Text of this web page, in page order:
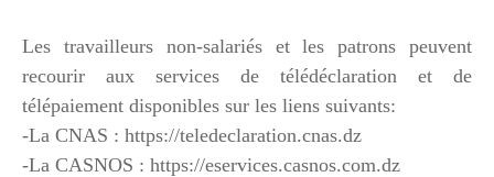
Les travailleurs non-salariés et les patrons peuvent
recourir aux services de télédéclaration et de
télépaiement disponibles sur les liens suivants:
-La CNAS : https://teledeclaration.cnas.dz
-La CASNOS : https://eservices.casnos.com.dz